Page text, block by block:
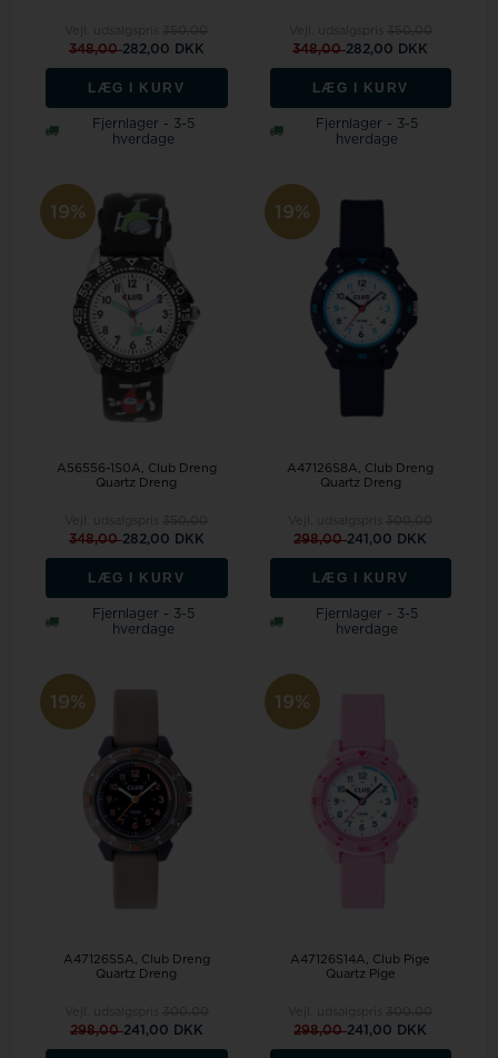
348,00282,00 DKK
LÆG I KURV
Fjernlager - 3-5
hverdage
348,00282,00 DKK
LÆG I KURV
Fjernlager - 3-5
hverdage
19%
A56556-1S0A, Club Dreng
Quartz Dreng
348,00282,00 DKK
LÆG I KURV
Fjernlager - 3-5
hverdage
19%
A47126S8A, Club Dreng
Quartz Dreng
298,00241,00 DKK
LÆG I KURV
Fjernlager - 3-5
hverdage
19%
A47126S5A, Club Dreng
Quartz Dreng
298,00241,00 DKK
19%
A47126S14A, Club Pige
Quartz Pige
298,00241,00 DKK